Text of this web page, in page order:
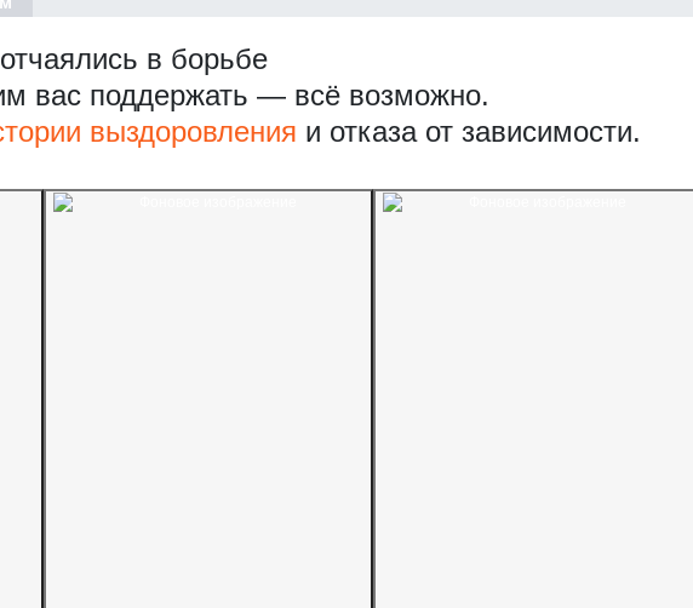
в борьбе
вас поддержать — всё возможно.
выздоровления и отказа от зависимости.